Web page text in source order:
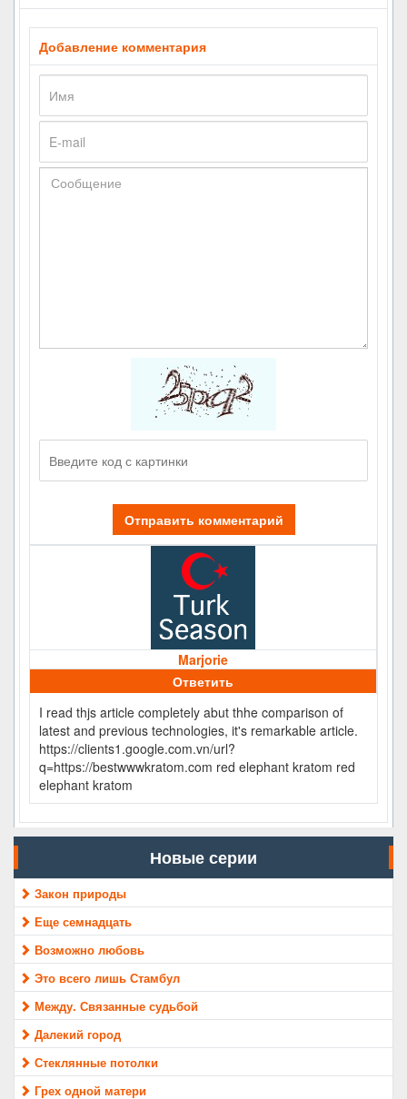
Добавление комментария
Отправить комментарий
Marjorie
Ответить
I read thjs article completely abut thhe comparison of
latest and previous technologies, it's remarkable article.
https://clients1.google.com.vn/url?
q=https://bestwwwkratom.com red elephant kratom red
elephant kratom
Новые серии
Закон природы
Еще семнадцать
Возможно любовь
Это всего лишь Стамбул
Между. Связанные судьбой
Далекий город
Стеклянные потолки
Грех одной матери